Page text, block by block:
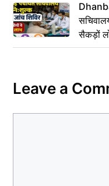
सैकड़ों
Leave a